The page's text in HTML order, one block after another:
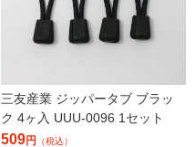
三友産業 ジッパータブ ブラッ
ク 4ヶ入 UUU-0096 1セット
509円 （税込）